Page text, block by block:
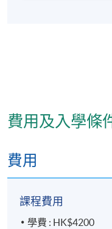
費用及入學條
費用
課程費用
學費 : HK$4200